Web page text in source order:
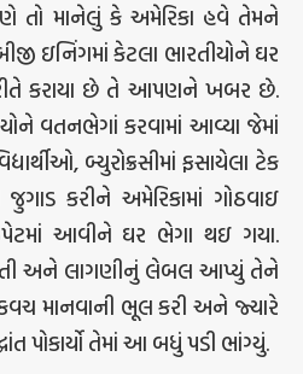
તો માનેલું કે અમેરિકા હવે તેમને
ઇનિંગમાં કેટલા ભારતીયોને ઘર
કરાયા છે તે આપણને ખબર છે.
વતનભેગાં કરવામાં આવ્યા જેમાં
બ્યુરોક્રસીમાં ફસાયેલા ટેક
કરીને અમેરિકામાં ગોઠવાઇ
ઝપેટમાં આવીને ઘર ભેગા થઇ ગયા.
અને લાગણીનું લેબલ આપ્યું તેને
કવચ માનવાની ભૂલ કરી અને જ્યારે
પોકાર્યો તેમાં આ બધું પડી ભાંગ્યું.